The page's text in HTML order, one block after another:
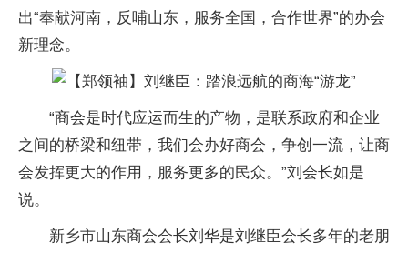
出“奉献河南，反哺山东，服务全国，合作世界”的办会
新理念。
“商会是时代应运而生的产物，是联系政府和企业
之间的桥梁和纽带，我们会办好商会，争创一流，让商
会发挥更大的作用，服务更多的民众。”刘会长如是
说。
新乡市山东商会会长刘华是刘继臣会长多年的老朋